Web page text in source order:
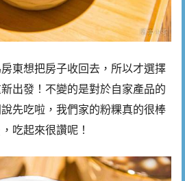
東想把房子收回去，所以才選擇
出發！不變的是對於自家產品的
先吃啦，我們家的粉粿真的很棒
吃起來很讚呢！